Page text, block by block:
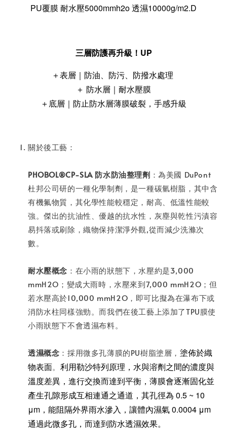
PU覆膜 耐水壓5000mmh2o 透濕10000g/m2.D
三層防護再升級！UP
＋表層｜防油、防污、防撥水處理
＋ 防水層｜耐水壓膜
＋底層｜防止防水層薄膜破裂，手感升級
關於後工藝：
PHOBOL®CP-SLA 防水防油整理劑 ：為美國 DuPont
杜邦公司研的一種化學制劑，是一種碳氫樹脂，其中含
有機氟物質，其化學性能較穩定，耐高、低溫性能較
強。傑出的抗油性、優越的抗水性，灰塵與乾性污漬容
易抖落或刷除，織物保持潔淨外觀,從而減少洗滌次
數。
耐水壓概念 ：在小雨的狀態下，水壓約是3,000
mmH2O；變成大雨時，水壓來到7,000 mmH2O；但
若水壓高於10,000 mmH2O，即可比擬為在瀑布下或
消防水柱同樣強勁。而我們在後工藝上添加了TPU膜使
小雨狀態下不會透濕布料。
透濕概念 ：採用微多孔薄膜的PU樹脂塗層，塗佈於織
物表面。 利用勒沙特列原理， 水與溶劑之間的濃度與
溫度差異，進行交換而達到平衡， 薄膜會逐漸固化並
產生孔隙形成互相連通之通道，其孔徑為 0.5 ~ 10
μm，能阻隔外界雨水滲入， 讓體內濕氣 0.0004 μm
通過此微多孔，而達到防水透濕效果。